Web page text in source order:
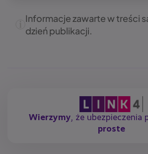
Informacje zawarte w treści
dzień publikacji.
Wierzymy, że ubezpieczenia
proste